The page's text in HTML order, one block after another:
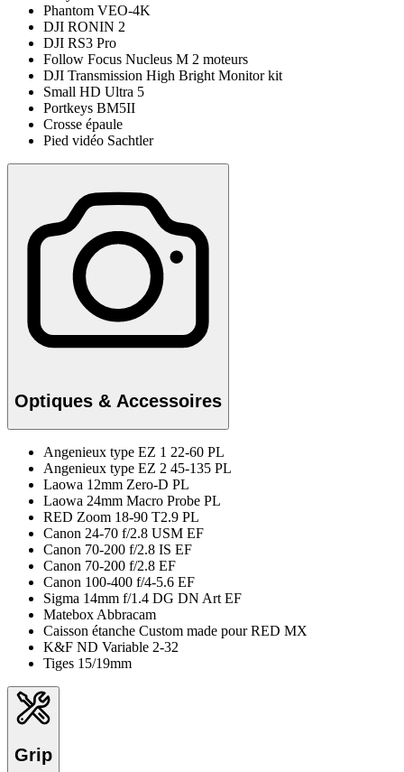
Phantom VEO-4K
DJI RONIN 2
DJI RS3 Pro
Follow Focus Nucleus M 2 moteurs
DJI Transmission High Bright Monitor kit
Small HD Ultra 5
Portkeys BM5II
Crosse épaule
Pied vidéo Sachtler​​
Optiques & Accessoires
Angenieux type EZ 1 22-60 PL
Angenieux type EZ 2 45-135 PL
Laowa 12mm Zero-D PL
Laowa 24mm Macro Probe PL
RED Zoom 18-90 T2.9 PL
Canon 24-70 f/2.8 USM EF
Canon 70-200 f/2.8 IS EF
Canon 70-200 f/2.8 EF
Canon 100-400 f/4-5.6 EF
Sigma 14mm f/1.4 DG DN Art EF
Matebox Abbracam
Caisson étanche Custom made pour RED MX
K&F ND Variable 2-32
Tiges 15/19mm
Grip